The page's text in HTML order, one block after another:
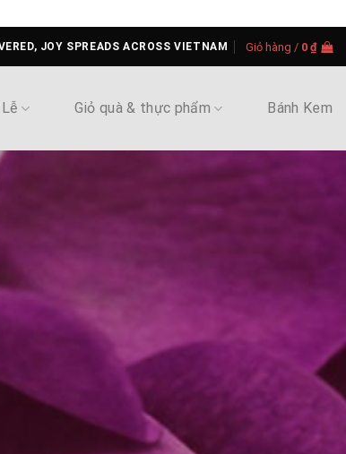
JOY SPREADS ACROSS VIETNAM Giỏ hàng / 0 ₫
Giỏ quà & thực phẩm Bánh Kem